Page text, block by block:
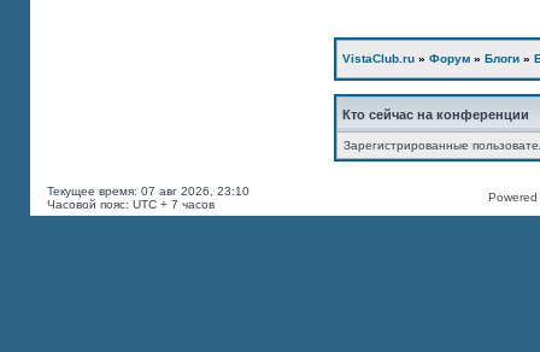
VistaClub.ru » Форум » Блоги »
Кто сейчас на конференции
Зарегистрированные
Текущее время: 07 авг 2026, 23:10
Часовой пояс: UTC + 7 часов